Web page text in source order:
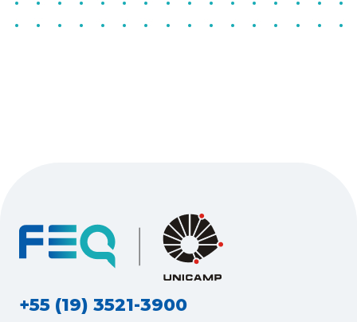
+55 (19) 3521-3900